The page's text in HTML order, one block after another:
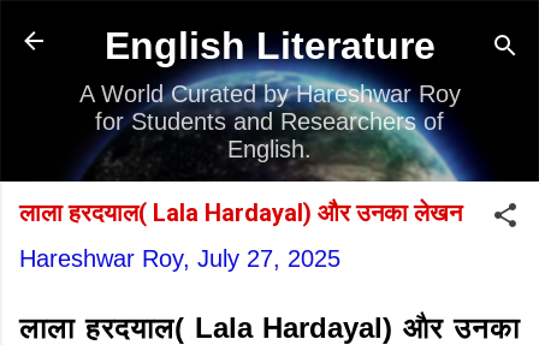
Skip to main content
English Literature
A World Curated by Hareshwar Roy
for Students and Researchers of
English.
लाला हरदयाल( Lala Hardayal) और उनका लेखन
Hareshwar Roy, July 27, 2025
लाला हरदयाल( Lala Hardayal) और उनका